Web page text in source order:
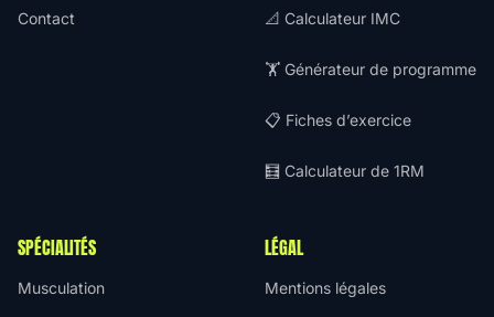
Contact 📐 Calculateur IMC
🏋️ Générateur de programme
📋 Fiches d’exercice
🧮 Calculateur de 1RM
SPÉCIALITÉS
Musculation
LÉGAL
Mentions légales